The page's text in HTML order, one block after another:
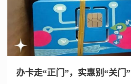
办卡走“正门”，实惠别“关门”